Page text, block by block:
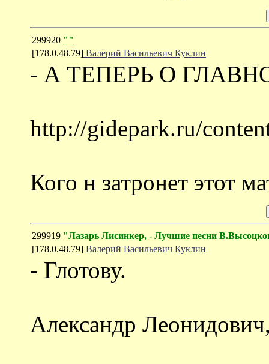
299920 ""
[178.0.48.79] Валерий Васильевич Куклин
- А ТЕПЕРЬ О
http://gidepark.ru/
Кого н затронет этот
299919 "Лазарь Лисинкер, - Лучшие песни
[178.0.48.79] Валерий Васильевич Куклин
- Глотову.
Александр